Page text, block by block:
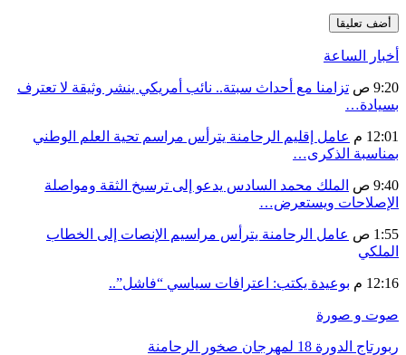
أخبار الساعة
9:20 ص
تزامنا مع أحداث سبتة.. نائب أمريكي ينشر وثيقة لا تعترف
بسيادة…
12:01 م
عامل إقليم الرحامنة يترأس مراسم تحية العلم الوطني
بمناسبة الذكرى…
9:40 ص
الملك محمد السادس يدعو إلى ترسيخ الثقة ومواصلة
الإصلاحات ويستعرض…
1:55 ص
عامل الرحامنة يترأس مراسيم الإنصات إلى الخطاب
الملكي
12:16 م بوعيدة يكتب: اعترافات سياسي “فاشل”..
صوت و صورة
ربورتاج الدورة 18 لمهرجان صخور الرحامنة